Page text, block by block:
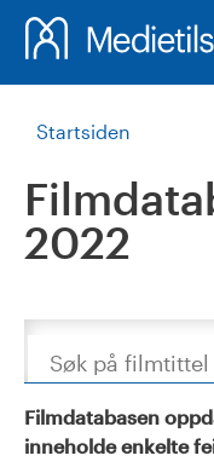
Startsiden
2022
Søk
Filmdatabasen
inneholde enkelte